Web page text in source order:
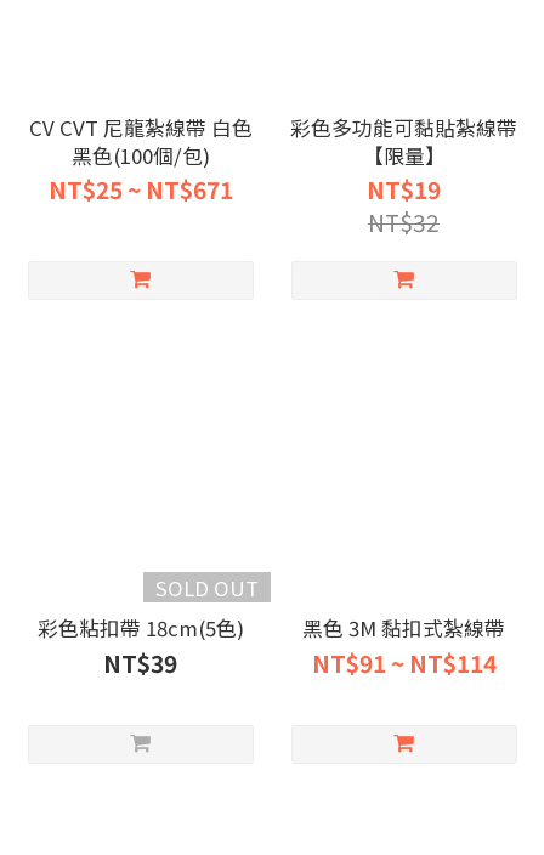
CV CVT 尼龍紮線帶 白色
黑色(100個/包)
NT$25 ~ NT$671
彩色多功能可黏貼紮線帶
【限量】
NT$19
NT$32
SOLD OUT
彩色粘扣帶 18cm(5色)
NT$39
黑色 3M 黏扣式紮線帶
NT$91 ~ NT$114